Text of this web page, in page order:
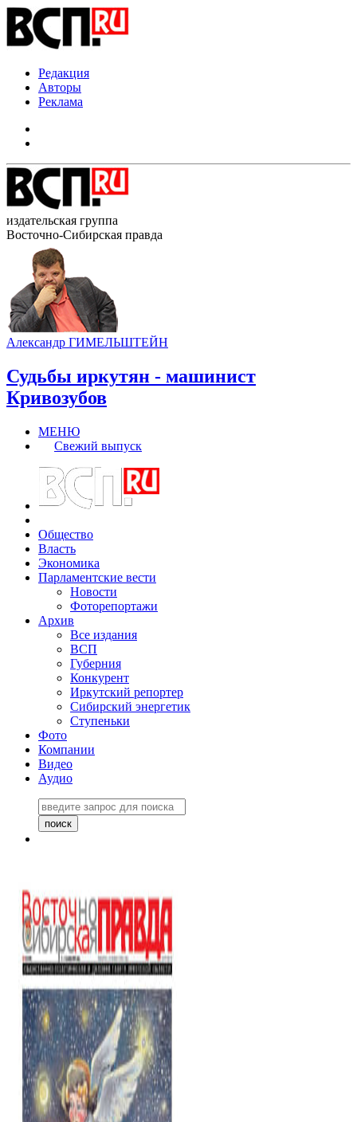
Редакция
Авторы
Реклама
издательская группа
Восточно-Сибирская правда
Александр ГИМЕЛЬШТЕЙН
Судьбы иркутян - машинист
Кривозубов
МЕНЮ
Свежий выпуск
Общество
Власть
Экономика
Парламентские вести
Новости
Фоторепортажи
Архив
Все издания
ВСП
Губерния
Конкурент
Иркутский репортер
Сибирский энергетик
Ступеньки
Фото
Компании
Видео
Аудио